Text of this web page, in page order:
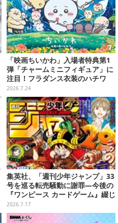
「映画ちいかわ」入場者特典第1
弾「チャームミニフィギュア」に
注目！フラダンス衣装のハチワ
レ、うさぎら全8種類
2026.7.24
集英社、「週刊少年ジャンプ」33
号を巡る転売騒動に謝罪―今後の
『ワンピース カードゲーム』綴じ
込み付録も中止・見合わせへ
2026.7.17